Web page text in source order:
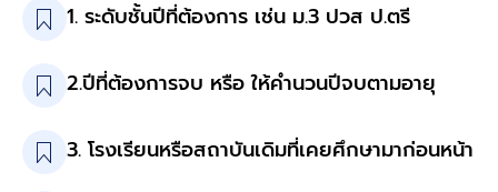
1. ระดับชั้นปีที่ต้องการ เช่น ม.3 ปวส ป.ตรี
2.ปีที่ต้องการจบ หรือ ให้คำนวนปีจบตามอายุ
3. โรงเรียนหรือสถาบันเดิมที่เคยศึกษามาก่อนหน้า